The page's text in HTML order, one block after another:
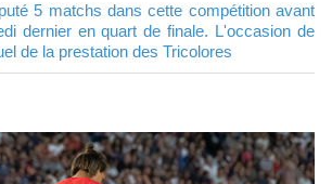
5 matchs dans cette compétition avant
dernier en quart de finale. L'occasion de
de la prestation des Tricolores